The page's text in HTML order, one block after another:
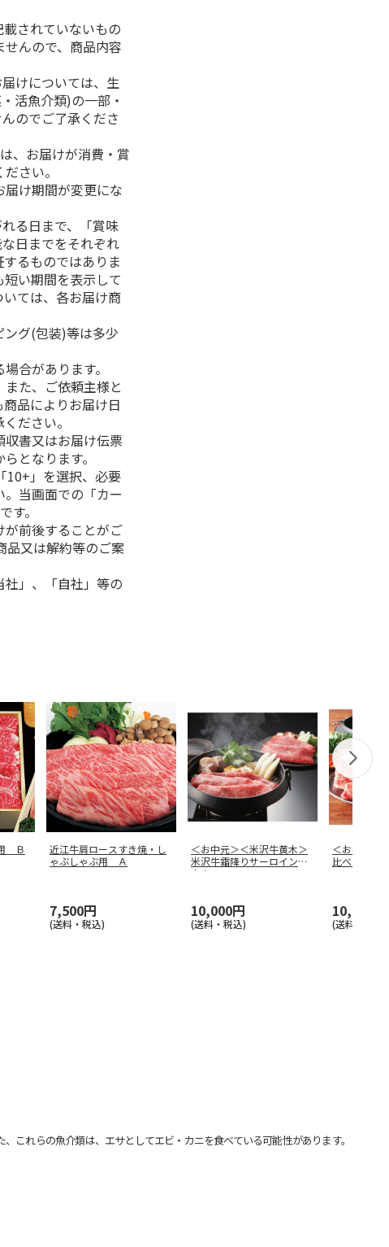
されていないもの
んので、商品内容
けについては、生
活魚介類)の一部・
のでご了承くださ
、お届けが消費・賞
さい。
け期間が変更にな
る日まで、「賞味
日までをそれぞれ
るものではありま
い期間を表示して
ては、各お届け商
グ(包装)等は多少
合があります。
た、ご依頼主様と
品によりお届け日
ださい。
書又はお届け伝票
となります。
10+」を選択、必要
当画面での「カー
す。
前後することがご
品又は解約等のご案
」、「自社」等の
Ｂ
近江牛肩ロースすき焼・し
ゃぶしゃぶ用 Ａ
7,500円
(送料・税込)
＜お中元＞＜米沢牛黄木＞
米沢牛霜降りサーロインと
赤身モモの
10,000円
(送料・税込)
＜お中元＞
比べ 肩ロ
10,000円
(送料・税込)
れらの魚介類は、エサとしてエビ・カニを食べている可能性があります。